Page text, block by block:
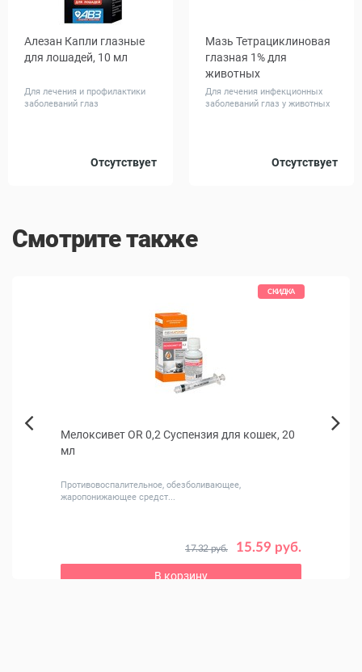
Алезан Капли глазные
для лошадей, 10 мл
Для лечения и профилактики
заболеваний глаз
Отсутствует
Мазь Тетрациклиновая
глазная 1% для
животных
Для лечения инфекционных
заболеваний глаз у животных
Отсутствует
40
Смотрите также
СКИДКА
Мелоксивет OR 0,2 Суспензия для кошек, 20
мл
Противовоспалительное, обезболивающее,
жаропонижающее средст...
15.59 руб.
17.32 руб.
В корзину